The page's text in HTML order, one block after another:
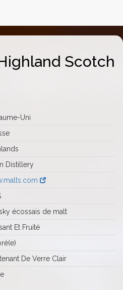
Scotch
Uni
Distillery
écossais de malt
Et Fruité
De Verre Clair